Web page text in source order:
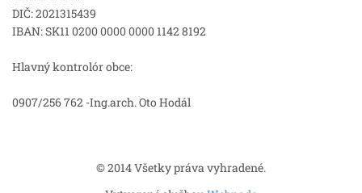
DIČ: 2021315439
IBAN: SK11 0200 0000 0000 1142 8192
Hlavný kontrolór obce:
0907/256 762 -Ing.arch. Oto Hodál
© 2014 Všetky práva vyhradené.